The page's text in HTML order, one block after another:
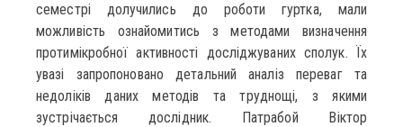
семестрі долучились до роботи гуртка, мали
можливість ознайомитись з методами визначення
протимікробної активності досліджуваних сполук. Їх
увазі запропоновано детальний аналіз переваг та
недоліків даних методів та труднощі, з якими
зустрічається дослідник. Патрабой Віктор